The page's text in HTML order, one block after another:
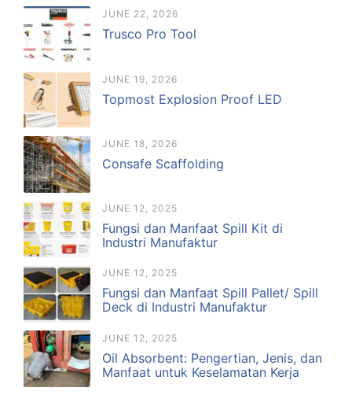
JUNE 22, 2026
Trusco Pro Tool
JUNE 19, 2026
Topmost Explosion Proof LED
JUNE 18, 2026
Consafe Scaffolding
JUNE 12, 2025
Fungsi dan Manfaat Spill Kit di
Industri Manufaktur
JUNE 12, 2025
Fungsi dan Manfaat Spill Pallet/ Spill
Deck di Industri Manufaktur
JUNE 12, 2025
Oil Absorbent: Pengertian, Jenis, dan
Manfaat untuk Keselamatan Kerja